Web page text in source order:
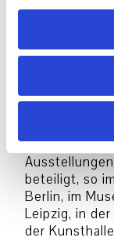
Council
2009.
Jana Müller
an der
Bildkunst
beteiligt, so
Berlin, im
Leipzig, in
der